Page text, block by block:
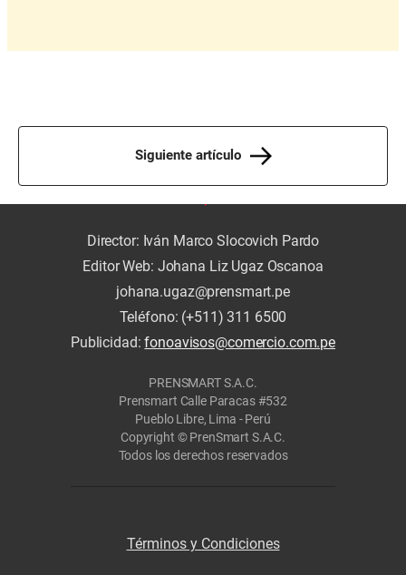
Siguiente artículo
Director: Iván Marco Slocovich Pardo
Editor Web: Johana Liz Ugaz Oscanoa
johana.ugaz@prensmart.pe
Teléfono: (+511) 311 6500
Publicidad:fonoavisos@comercio.com.pe
PRENSMART S.A.C.
Prensmart Calle Paracas #532
Pueblo Libre, Lima - Perú
Copyright © PrenSmart S.A.C.
Todos los derechos reservados
Términos y Condiciones